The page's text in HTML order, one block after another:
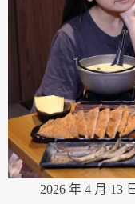
激
推
的
隱
藏
版
食
堂!
蔗
香
2026 年 4 月 13 日